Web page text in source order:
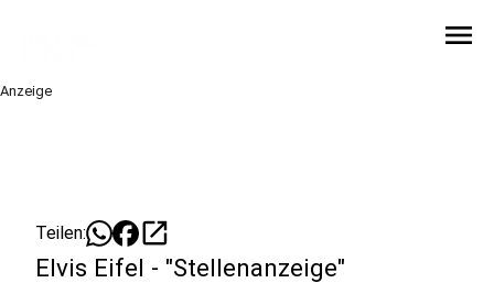
menu
Anzeige
Teilen: open_in_new
Elvis Eifel - "Stellenanzeige"